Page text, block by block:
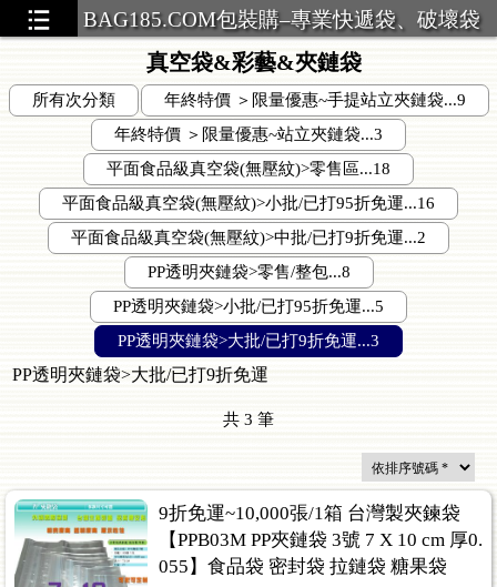
BAG185.COM包裝購–專業快遞袋、破壞袋
真空袋&彩藝&夾鏈袋
所有次分類
年終特價 ＞限量優惠~手提站立夾鏈袋...9
年終特價 ＞限量優惠~站立夾鏈袋...3
平面食品級真空袋(無壓紋)>零售區...18
平面食品級真空袋(無壓紋)>小批/已打95折免運...16
平面食品級真空袋(無壓紋)>中批/已打9折免運...2
PP透明夾鏈袋>零售/整包...8
PP透明夾鏈袋>小批/已打95折免運...5
PP透明夾鏈袋>大批/已打9折免運...3
PP透明夾鏈袋>大批/已打9折免運
共 3 筆
9折免運~10,000張/1箱 台灣製夾鍊袋
【PPB03M PP夾鏈袋 3號 7 X 10 cm 厚0.
055】食品袋 密封袋 拉鏈袋 糖果袋